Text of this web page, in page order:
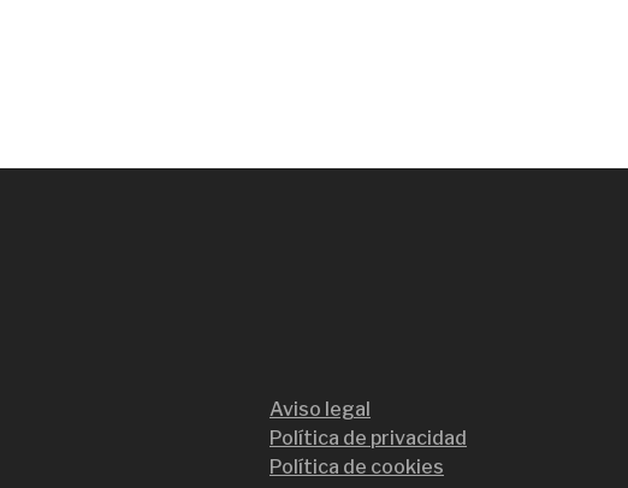
Aviso legal
Política de privacidad
Política de cookies